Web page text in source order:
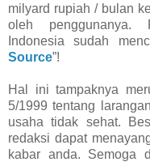
milyard rupiah / bulan
oleh penggunanya.
Indonesia sudah
Source”!
Hal ini tampaknya
5/1999 tentang
usaha tidak sehat.
redaksi dapat
kabar anda. Semoga